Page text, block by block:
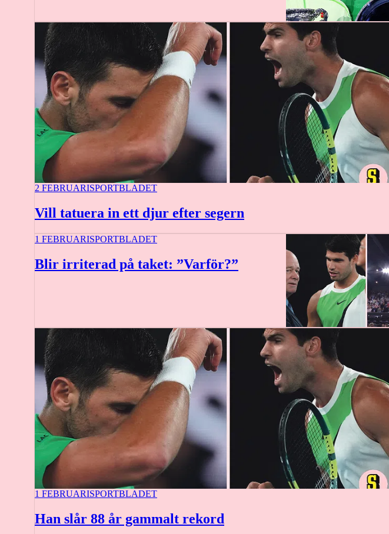
2 FEBRUARISPORTBLADET
Vill tatuera in ett djur efter segern
1 FEBRUARISPORTBLADET
Blir irriterad på taket: ”Varför?”
1 FEBRUARISPORTBLADET
Han slår 88 år gammalt rekord